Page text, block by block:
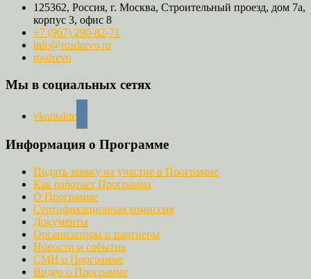
125362, Россия, г. Москва, Строительный проезд, дом 7а,
корпус 3, офис 8
+7 (967) 290-82-71
info@rosdrevo.ru
rosdrevo
Мы в социальных сетях
vkontakte
Информация о Программе
Подать заявку на участие в Программе
Как работает Программа
О Программе
Сертификационная комиссия
Документы
Организаторы и партнеры
Новости и события
СМИ о Программе
Видео о Программе